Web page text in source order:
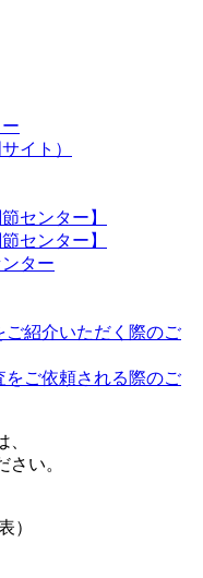
イト）
センター】
センター】
ター
ご紹介いただく際のご
をご依頼される際のご
い。
）